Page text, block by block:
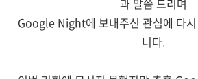
과 말씀 드리며
Google Night에 보내주신 관심에 다
니다.